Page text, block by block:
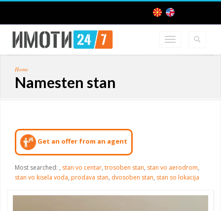
Home
Namesten stan
Get an offer from an agent
Most searched: , stan vo centar, trosoben stan, stan vo aerodrom,
stan vo kisela voda, prodava stan, dvosoben stan, stan so lokacija